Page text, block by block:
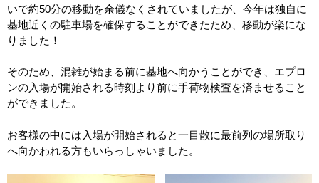
いで約50分の移動を余儀なくされていましたが、今年は独自に
基地近くの駐車場を確保することができたため、移動が楽にな
りました！
そのため、混雑が始まる前に基地へ向かうことができ、エプロ
ンの入場が開始される時刻より前に手荷物検査を済ませること
ができました。
お客様の中には入場が開始されると一目散に最前列の場所取り
へ向かわれる方もいらっしゃいました。